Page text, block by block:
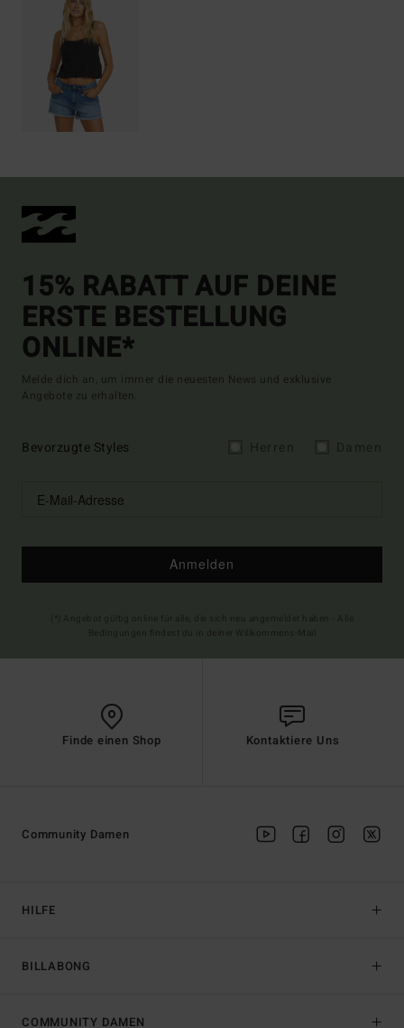
15% RABATT AUF DEINE
ERSTE BESTELLUNG
ONLINE*
Melde dich an, um immer die neuesten News und exklusive
Angebote zu erhalten.
Bevorzugte Styles
Anmelden
Finde einen Shop Kontaktiere Uns
HILFE
BILLABONG
Community Damen
COMMUNITY DAMEN